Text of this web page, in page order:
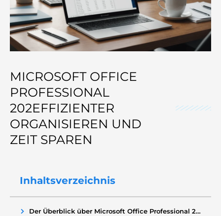
MICROSOFT OFFICE
PROFESSIONAL
202EFFIZIENTER
ORGANISIEREN UND
ZEIT SPAREN
Inhaltsverzeichnis
Der Überblick über Microsoft Office Professional 2021